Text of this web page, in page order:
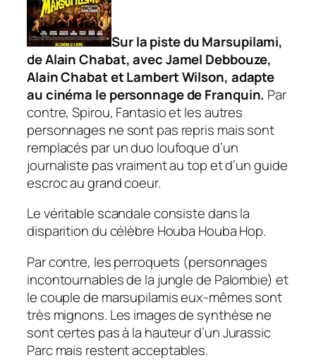
Sur la piste du Marsupilami,
de Alain Chabat, avec Jamel Debbouze,
Alain Chabat et Lambert Wilson, adapte
au cinéma le personnage de Franquin. Par
contre, Spirou, Fantasio et les autres
personnages ne sont pas repris mais sont
remplacés par un duo loufoque d’un
journaliste pas vraiment au top et d’un guide
escroc au grand coeur.
Le véritable scandale consiste dans la
disparition du célèbre Houba Houba Hop.
Par contre, les perroquets (personnages
incontournables de la jungle de Palombie) et
le couple de marsupilamis eux-mêmes sont
très mignons. Les images de synthèse ne
sont certes pas à la hauteur d’unJurassic
Parcmais restent acceptables.